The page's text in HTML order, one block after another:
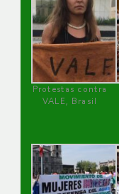
Protestas contra
VALE, Brasil